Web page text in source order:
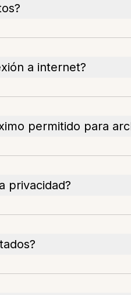
a internet?
permitido para
privacidad?